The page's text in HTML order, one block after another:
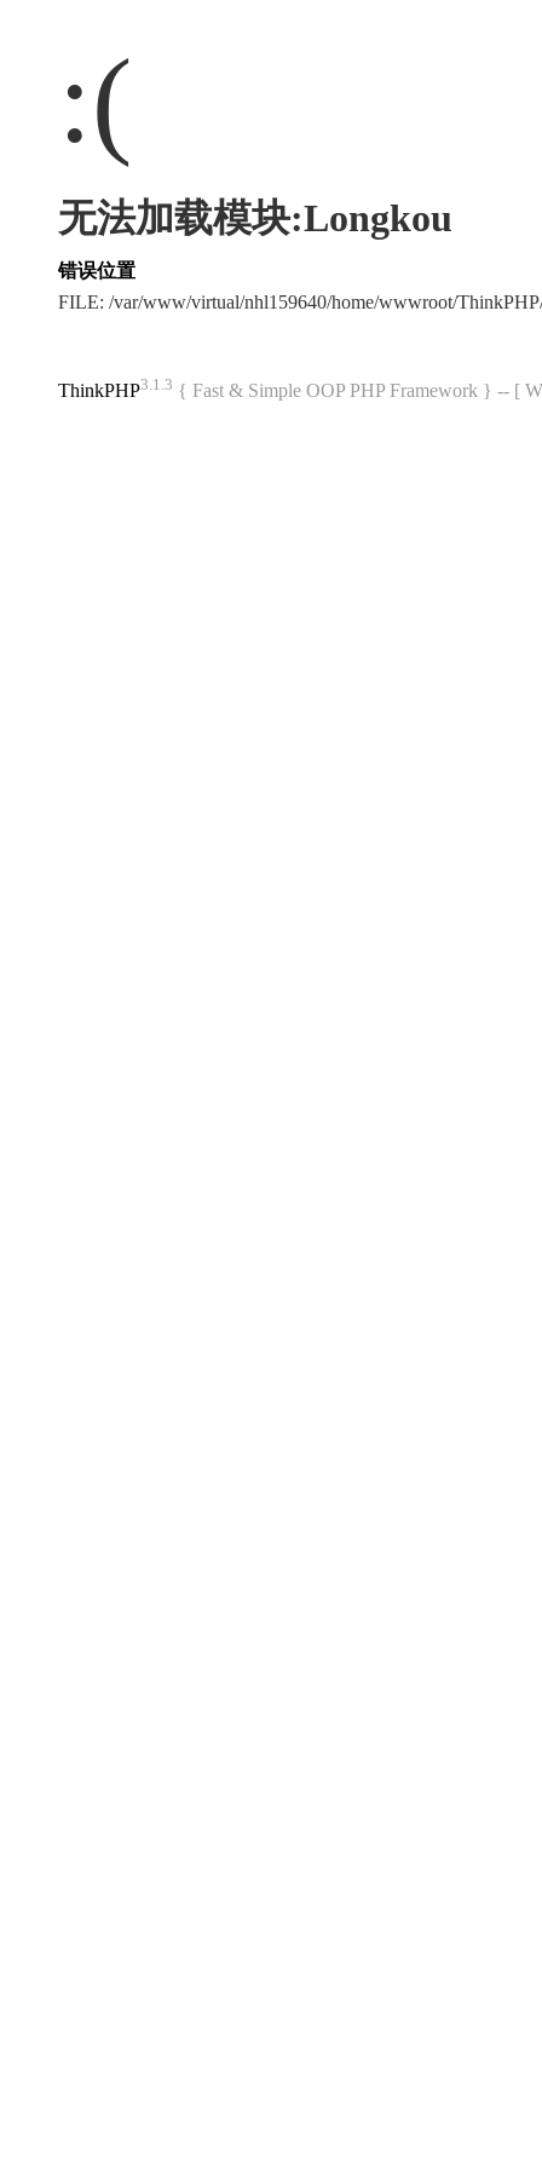
:(
无法加载模块:Longkou
错误位置
FILE: /var/www/virtual/nhl159640/home/wwwroot/
ThinkPHP3.1.3 { Fast & Simple OOP PHP Framework } -- [